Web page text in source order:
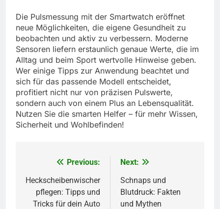
Die Pulsmessung mit der Smartwatch eröffnet
neue Möglichkeiten, die eigene Gesundheit zu
beobachten und aktiv zu verbessern. Moderne
Sensoren liefern erstaunlich genaue Werte, die im
Alltag und beim Sport wertvolle Hinweise geben.
Wer einige Tipps zur Anwendung beachtet und
sich für das passende Modell entscheidet,
profitiert nicht nur von präzisen Pulswerte,
sondern auch von einem Plus an Lebensqualität.
Nutzen Sie die smarten Helfer – für mehr Wissen,
Sicherheit und Wohlbefinden!
Beitragsnavigation
Previous:
Heckscheibenwischer
pflegen: Tipps und
Tricks für dein Auto
Next:
Schnaps und
Blutdruck: Fakten
und Mythen